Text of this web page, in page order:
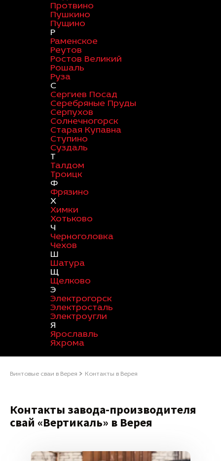
Протвино
Пушкино
Пущино
Р
Раменское
Реутов
Ростов Великий
Рошаль
Руза
С
Сергиев Посад
Серебряные Пруды
Серпухов
Солнечногорск
Старая Купавна
Ступино
Суздаль
Т
Талдом
Троицк
Ф
Фрязино
Х
Химки
Хотьково
Ч
Черноголовка
Чехов
Ш
Шатура
Щ
Щелково
Э
Электрогорск
Электросталь
Электроугли
Я
Ярославль
Яхрома
Винтовые сваи в Верея Контакты в Верея
Контакты завода-производителя
свай «Вертикаль» в Верея